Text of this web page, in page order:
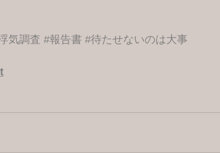
気調査 #報告書 #待たせないのは大事